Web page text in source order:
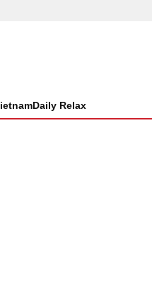
Relax